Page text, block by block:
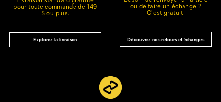
pour toute commande de 149
$ ou plus.
Explorez la livraison
ou de faire un échange ?
C'est gratuit.
Découvrez nos retours et échanges